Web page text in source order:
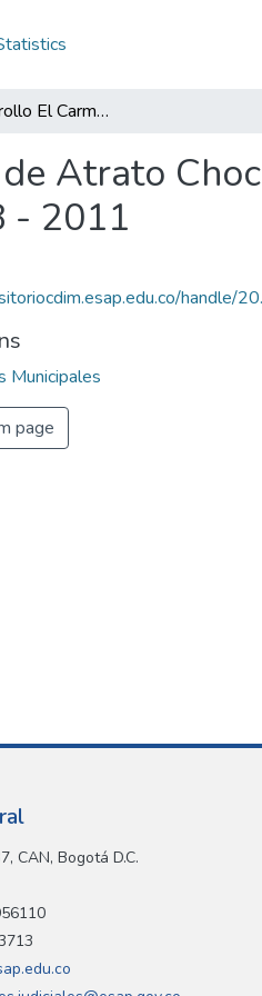
Plan de Desarrollo El Carmen de Atrato Chocó 2008 - 2011: PD El Carmen de Atrato Chocó 2008 - 2011
Atrato
- 2011
handle/
Municipales
page
CAN, Bogotá D.C.